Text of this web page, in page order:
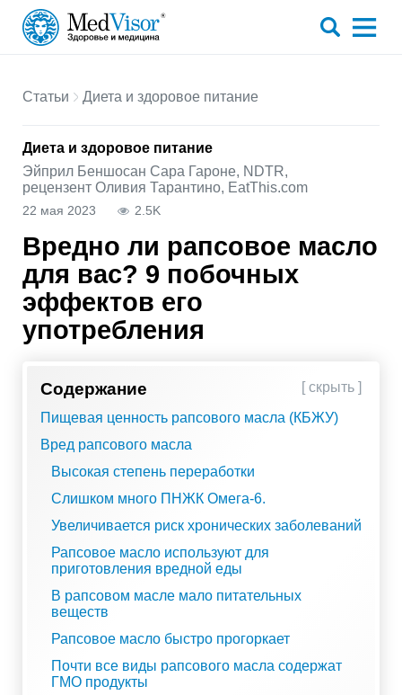
Статьи Диета и здоровое питание
Диета и здоровое питание
Эйприл Беншосан Сара Гароне, NDTR,
рецензент Оливия Тарантино, EatThis.com
22 мая 2023 2.5K
Вредно ли рапсовое масло
для вас? 9 побочных
эффектов его
употребления
Содержание
[ скрыть ]
Пищевая ценность рапсового масла (КБЖУ)
Вред рапсового масла
Высокая степень переработки
Слишком много ПНЖК Омега-6.
Увеличивается риск хронических заболеваний
Рапсовое масло используют для
приготовления вредной еды
В рапсовом масле мало питательных
веществ
Рапсовое масло быстро прогоркает
Почти все виды рапсового масла содержат
ГМО продукты